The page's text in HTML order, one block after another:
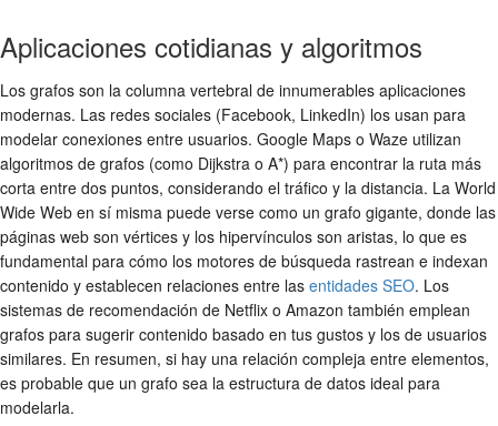
Aplicaciones cotidianas y algoritmos
Los grafos son la columna vertebral de innumerables aplicaciones
modernas. Las redes sociales (Facebook, LinkedIn) los usan para
modelar conexiones entre usuarios. Google Maps o Waze utilizan
algoritmos de grafos (como Dijkstra o A*) para encontrar la ruta más
corta entre dos puntos, considerando el tráfico y la distancia. La World
Wide Web en sí misma puede verse como un grafo gigante, donde las
páginas web son vértices y los hipervínculos son aristas, lo que es
fundamental para cómo los motores de búsqueda rastrean e indexan
contenido y establecen relaciones entre las entidades SEO. Los
sistemas de recomendación de Netflix o Amazon también emplean
grafos para sugerir contenido basado en tus gustos y los de usuarios
similares. En resumen, si hay una relación compleja entre elementos,
es probable que un grafo sea la estructura de datos ideal para
modelarla.